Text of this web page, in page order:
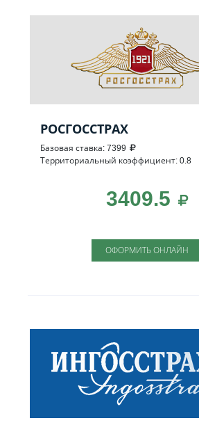
РОСГОССТРАХ
Базовая ставка: 7399
Территориальный коэффициент: 0.8
3409.5
ОФОРМИТЬ ОНЛАЙН